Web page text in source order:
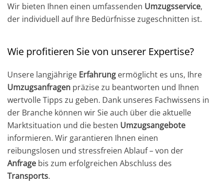
Wir bieten Ihnen einen umfassenden Umzugsservice,
der individuell auf Ihre Bedürfnisse zugeschnitten ist.
Wie profitieren Sie von unserer Expertise?
Unsere langjährige Erfahrung ermöglicht es uns, Ihre
Umzugsanfragen präzise zu beantworten und Ihnen
wertvolle Tipps zu geben. Dank unseres Fachwissens in
der Branche können wir Sie auch über die aktuelle
Marktsituation und die besten Umzugsangebote
informieren. Wir garantieren Ihnen einen
reibungslosen und stressfreien Ablauf – von der
Anfrage bis zum erfolgreichen Abschluss des
Transports.